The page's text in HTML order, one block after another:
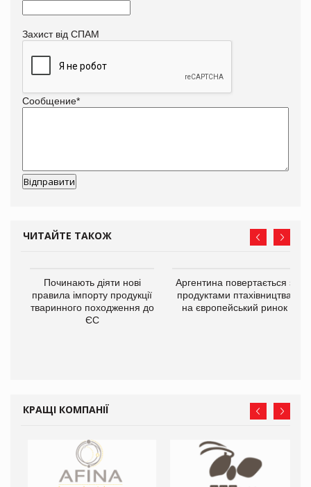
Захист від СПАМ
Сообщение*
ЧИТАЙТЕ ТАКОЖ
Починають діяти нові
правила імпорту продукції
тваринного походження до
ЄС
Аргентина повертається з
продуктами птахівництва
на європейський ринок
КРАЩІ КОМПАНІЇ